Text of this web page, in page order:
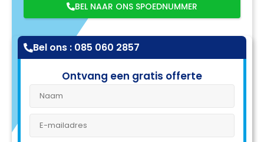
BEL NAAR ONS SPOEDNUMMER
Bel ons : 085 060 2857
Ontvang een gratis offerte